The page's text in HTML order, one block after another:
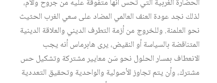
الحضارة الغربية التي تحس أنها متفوقة عليه من جروح وآلام،
لذلك نجد عودة العنف العالمي المضاد على سعي الغرب الحثيث
نحو العلمنة. وللخروج من أزمة التطرف الديني والعلاقة الدينية
المتناقضة بالسياسة أو النقيض، يرى هابرماس أنه يجب
الانعطاف بمسار الحلول نحو سَن معايير مشتركة وتشكيل حس
مشترك، وأن يتم تجاوز الأصولية والواحدية وتحقيق التعددية